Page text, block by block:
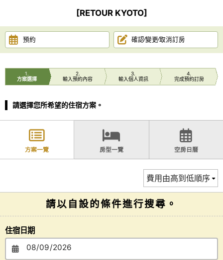
[RETOUR KYOTO]
預約 確認∕變更∕取消訂房
1
方案選擇
2
輸入預約內容
3
輸入個人資訊
4
完成預約訂房
請選擇您所希望的住宿方案。
方案一覽 房型一覽 空房日曆
請以自設的條件進行搜尋。
住宿日期